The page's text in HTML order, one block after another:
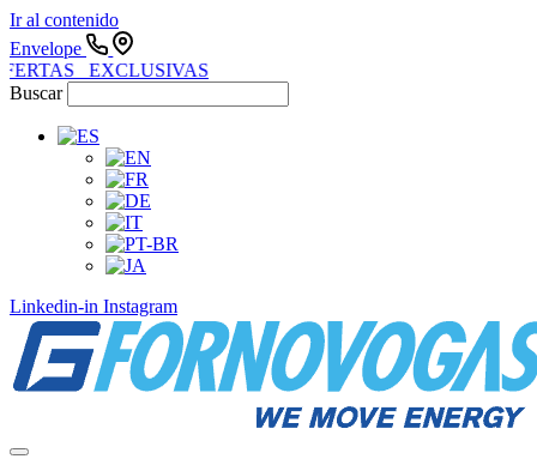
Ir al contenido
Envelope
EXCLUSIVAS
Buscar
Linkedin-in Instagram